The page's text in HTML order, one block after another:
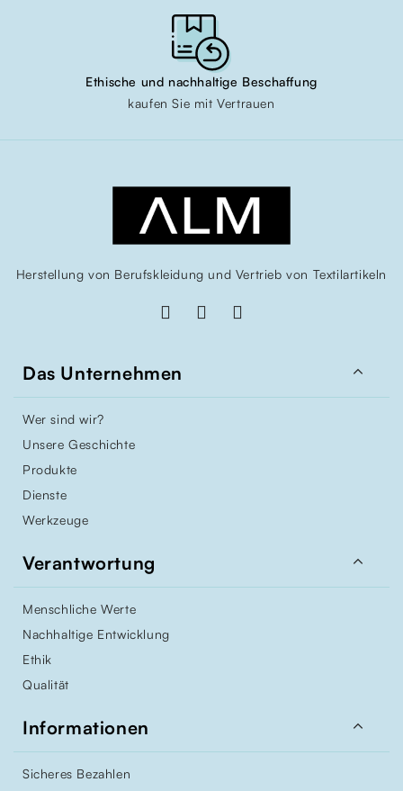
Ethische und nachhaltige Beschaffung
kaufen Sie mit Vertrauen
Herstellung von Berufskleidung und Vertrieb von Textilartikeln
Das Unternehmen 
Wer sind wir?
Unsere Geschichte
Produkte
Dienste
Werkzeuge
Verantwortung 
Menschliche Werte
Nachhaltige Entwicklung
Ethik
Qualität
Informationen 
Sicheres Bezahlen